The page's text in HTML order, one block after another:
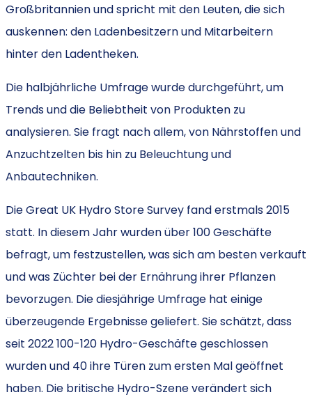
Großbritannien und spricht mit den Leuten, die sich
auskennen: den Ladenbesitzern und Mitarbeitern
hinter den Ladentheken.
Die halbjährliche Umfrage wurde durchgeführt, um
Trends und die Beliebtheit von Produkten zu
analysieren. Sie fragt nach allem, von Nährstoffen und
Anzuchtzelten bis hin zu Beleuchtung und
Anbautechniken.
Die Great UK Hydro Store Survey fand erstmals 2015
statt. In diesem Jahr wurden über 100 Geschäfte
befragt, um festzustellen, was sich am besten verkauft
und was Züchter bei der Ernährung ihrer Pflanzen
bevorzugen. Die diesjährige Umfrage hat einige
überzeugende Ergebnisse geliefert. Sie schätzt, dass
seit 2022 100-120 Hydro-Geschäfte geschlossen
wurden und 40 ihre Türen zum ersten Mal geöffnet
haben. Die britische Hydro-Szene verändert sich